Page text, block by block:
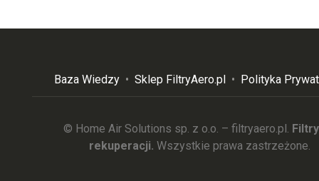
Baza Wiedzy • Sklep FiltryAero.pl • Polityka
© Home Air Solutions sp. z o.o. – filtryaero.pl.
rekuperacji. Wszystkie prawa zastrzeżone.